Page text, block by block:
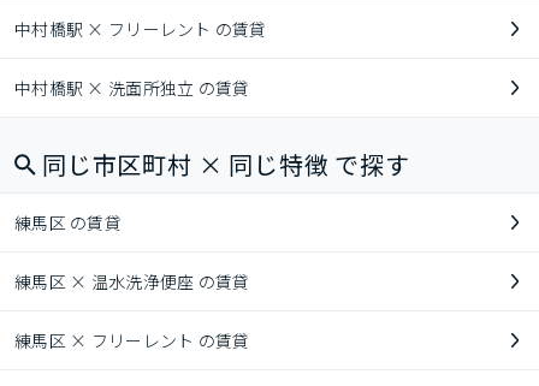
中村橋駅 × フリーレント の賃貸
中村橋駅 × 洗面所独立 の賃貸
同じ市区町村 × 同じ特徴 で探す
練馬区 の賃貸
練馬区 × 温水洗浄便座 の賃貸
練馬区 × フリーレント の賃貸